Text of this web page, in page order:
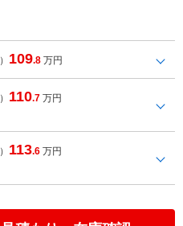
109.8 万円
110.7 万円
113.6 万円